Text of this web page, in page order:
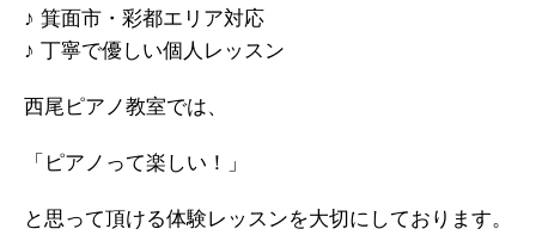
♪ 箕面市・彩都エリア対応
♪ 丁寧で優しい個人レッスン
西尾ピアノ教室では、
「ピアノって楽しい！」
と思って頂ける体験レッスンを大切にしております。